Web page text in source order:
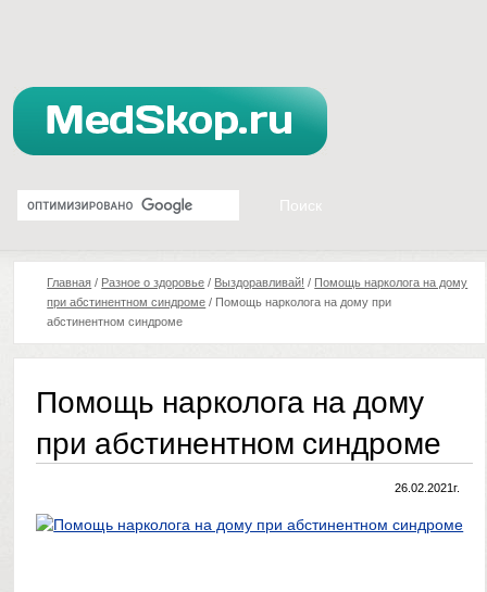
Главная / Разное о здоровье / Выздоравливай! / Помощь нарколога на дому
при абстинентном синдроме / Помощь нарколога на дому при
абстинентном синдроме
Помощь нарколога на дому
при абстинентном синдроме
26.02.2021г.